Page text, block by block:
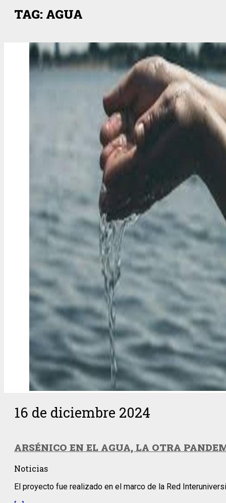
TAG: AGUA
16 de diciembre 2024
ARSÉNICO EN EL AGUA, LA OTRA
Noticias
El proyecto fue realizado en el marco de la Red